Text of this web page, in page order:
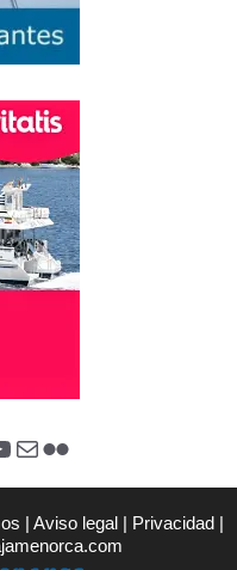
Correo electrónico Flickr
| Aviso legal | Privacidad |